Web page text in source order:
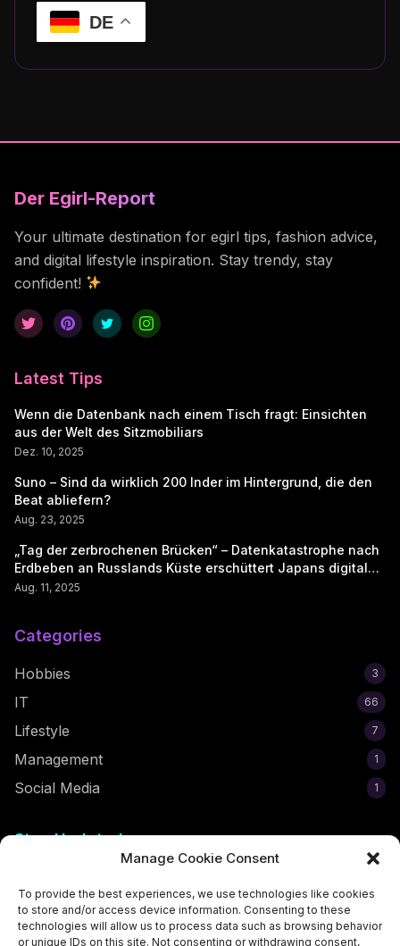
Manage Cookie Consent
To provide the best experiences, we use technologies like cookies
to store and/or access device information. Consenting to these
technologies will allow us to process data such as browsing behavior
or unique IDs on this site. Not consenting or withdrawing consent,
DE
Der Egirl-Report
Your ultimate destination for egirl tips, fashion advice,
and digital lifestyle inspiration. Stay trendy, stay
confident!
Latest Tips
Wenn die Datenbank nach einem Tisch fragt: Einsichten
aus der Welt des Sitzmobiliars
Dez. 10, 2025
Suno – Sind da wirklich 200 Inder im Hintergrund, die den
Beat abliefern?
Aug. 23, 2025
„Tag der zerbrochenen Brücken“ – Datenkatastrophe nach
Erdbeben an Russlands Küste erschüttert Japans digitale
Seele
Aug. 11, 2025
Categories
Hobbies 3
IT 66
Lifestyle 7
Management 1
Social Media 1
Stay Updated
your inbox!